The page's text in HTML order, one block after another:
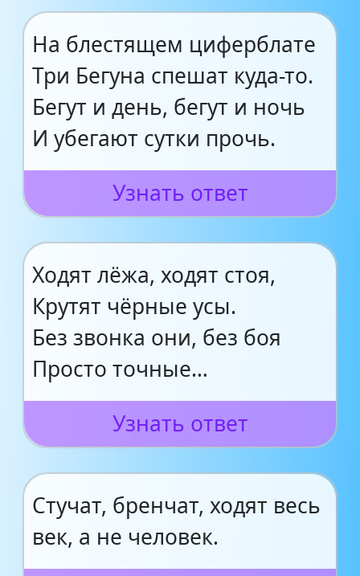
На блестящем циферблате
Три Бегуна спешат куда-то.
Бегут и день, бегут и ночь
И убегают сутки прочь.
Узнать ответ
Ходят лёжа, ходят стоя,
Крутят чёрные усы.
Без звонка они, без боя
Просто точные…
Узнать ответ
Стучат, бренчат, ходят весь
век, а не человек.